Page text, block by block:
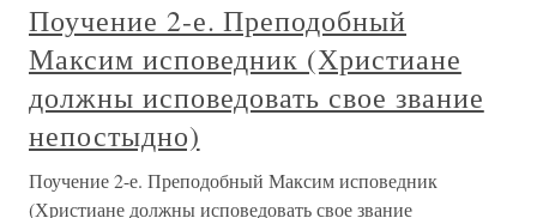
Поучение 2-е. Преподобный
Максим исповедник (Христиане
должны исповедовать свое звание
непостыдно)
Поучение 2-е. Преподобный Максим исповедник
(Христиане должны исповедовать свое звание